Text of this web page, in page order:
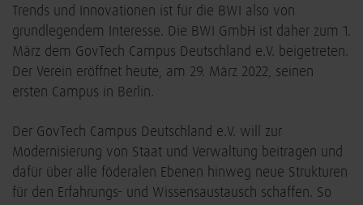
Trends und Innovationen ist für die BWI also von
grundlegendem Interesse. Die BWI GmbH ist daher zum 1.
März dem GovTech Campus Deutschland e.V. beigetreten.
Der Verein eröffnet heute, am 29. März 2022, seinen
ersten Campus in Berlin.
Der GovTech Campus Deutschland e.V. will zur
Modernisierung von Staat und Verwaltung beitragen und
dafür über alle föderalen Ebenen hinweg neue Strukturen
für den Erfahrungs- und Wissensaustausch schaffen. So